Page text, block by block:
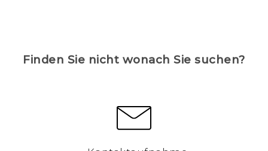
Finden Sie nicht wonach Sie suchen?